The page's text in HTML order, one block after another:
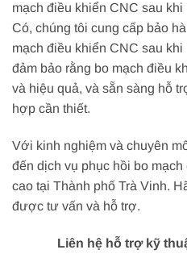
mạch điều khiển CNC sau khi
Có, chúng tôi cung cấp bảo
mạch điều khiển CNC sau
đảm bảo rằng bo mạch điều
và hiệu quả, và sẵn sàng hỗ
hợp cần thiết.
Với kinh nghiệm và chuyên
đến dịch vụ phục hồi bo
cao tại Thành phố Trà Vinh.
được tư vấn và hỗ trợ.
Liên hệ hỗ trợ kỹ